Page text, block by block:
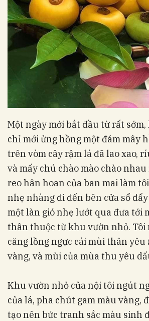
Một ngày mới bắt đầu từ rất
chỉ mới ửng hồng một đám mây
trên vòm cây rậm lá đã lao xao,
và mấy chú chào mào chào
reo hân hoan của ban mai làm
nhẹ nhàng đi đến bên cửa sổ
một làn gió nhẹ lướt qua đưa tới
thân thuộc từ khu vườn nhỏ. Tôi
căng lồng ngực cái mùi thân
vàng, và mùi của mùa thu yêu
Khu vườn nhỏ của nội tôi ngút
của lá, pha chút gam màu vàng,
tạo nên bức tranh sắc màu sinh